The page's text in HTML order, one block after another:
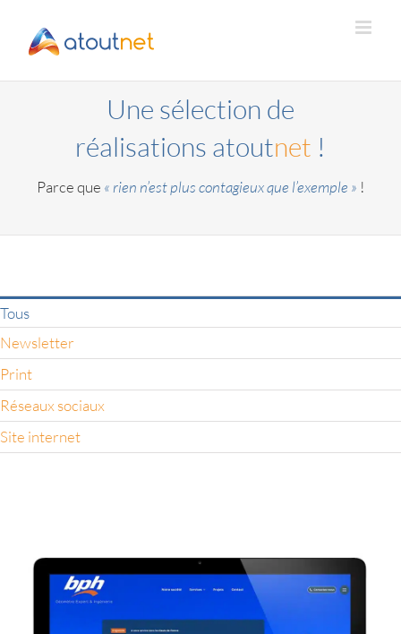
contenu
Une sélection de
réalisations atoutnet !
Parce que « rien n’est plus contagieux que l’exemple » !
Tous
Newsletter
Print
Réseaux sociaux
Site internet